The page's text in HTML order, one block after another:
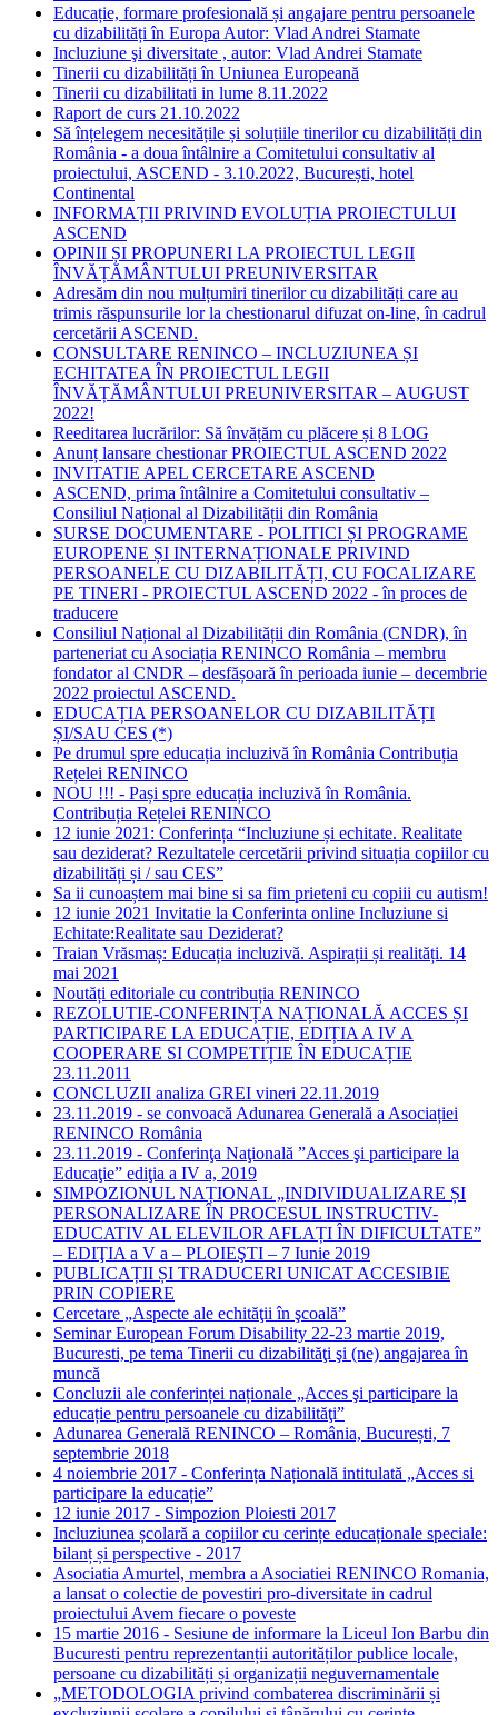
Educație, formare profesională și angajare pentru persoanele
cu dizabilități în Europa Autor: Vlad Andrei Stamate
Incluziune şi diversitate , autor: Vlad Andrei Stamate
Tinerii cu dizabilități în Uniunea Europeană
Tinerii cu dizabilitati in lume 8.11.2022
Raport de curs 21.10.2022
Să înțelegem necesitățile și soluțiile tinerilor cu dizabilități din
România - a doua întâlnire a Comitetului consultativ al
proiectului, ASCEND - 3.10.2022, București, hotel
Continental
INFORMAȚII PRIVIND EVOLUȚIA PROIECTULUI
ASCEND
OPINII ȘI PROPUNERI LA PROIECTUL LEGII
ÎNVĂȚĂMÂNTULUI PREUNIVERSITAR
Adresăm din nou mulțumiri tinerilor cu dizabilități care au
trimis răspunsurile lor la chestionarul difuzat on-line, în cadrul
cercetării ASCEND.
CONSULTARE RENINCO – INCLUZIUNEA ȘI
ECHITATEA ÎN PROIECTUL LEGII
ÎNVĂȚĂMÂNTULUI PREUNIVERSITAR – AUGUST
2022!
Reeditarea lucrărilor: Să învățăm cu plăcere și 8 LOG
Anunț lansare chestionar PROIECTUL ASCEND 2022
INVITATIE APEL CERCETARE ASCEND
ASCEND, prima întâlnire a Comitetului consultativ –
Consiliul Național al Dizabilității din România
SURSE DOCUMENTARE - POLITICI ȘI PROGRAME
EUROPENE ȘI INTERNAȚIONALE PRIVIND
PERSOANELE CU DIZABILITĂȚI, CU FOCALIZARE
PE TINERI - PROIECTUL ASCEND 2022 - în proces de
traducere
Consiliul Național al Dizabilității din România (CNDR), în
parteneriat cu Asociația RENINCO România – membru
fondator al CNDR – desfășoară în perioada iunie – decembrie
2022 proiectul ASCEND.
EDUCAȚIA PERSOANELOR CU DIZABILITĂȚI
ȘI/SAU CES (*)
Pe drumul spre educația incluzivă în România Contribuția
Rețelei RENINCO
NOU !!! - Pași spre educația incluzivă în România.
Contribuția Rețelei RENINCO
12 iunie 2021: Conferința “Incluziune și echitate. Realitate
sau deziderat? Rezultatele cercetării privind situația copiilor cu
dizabilități și / sau CES”
Sa ii cunoaștem mai bine si sa fim prieteni cu copiii cu autism!
12 iunie 2021 Invitatie la Conferinta online Incluziune si
Echitate:Realitate sau Deziderat?
Traian Vrăsmaș: Educația incluzivă. Aspirații și realități. 14
mai 2021
Noutăți editoriale cu contribuția RENINCO
REZOLUTIE-CONFERINȚA NAȚIONALĂ ACCES ȘI
PARTICIPARE LA EDUCAȚIE, EDIȚIA A IV A
COOPERARE SI COMPETIȚIE ÎN EDUCAȚIE
23.11.2011
CONCLUZII analiza GREI vineri 22.11.2019
23.11.2019 - se convoacă Adunarea Generală a Asociației
RENINCO România
23.11.2019 - Conferinţa Naţională ”Acces şi participare la
Educaţie” ediţia a IV a, 2019
SIMPOZIONUL NAȚIONAL „INDIVIDUALIZARE ȘI
PERSONALIZARE ÎN PROCESUL INSTRUCTIV-
EDUCATIV AL ELEVILOR AFLAȚI ÎN DIFICULTATE”
– EDIŢIA a V a – PLOIEŞTI – 7 Iunie 2019
PUBLICAȚII ȘI TRADUCERI UNICAT ACCESIBIE
PRIN COPIERE
Cercetare „Aspecte ale echităţii în şcoală”
Seminar European Forum Disability 22-23 martie 2019,
Bucuresti, pe tema Tinerii cu dizabilităţi şi (ne) angajarea în
muncă
Concluzii ale conferinței naționale „Acces şi participare la
educație pentru persoanele cu dizabilităţi”
Adunarea Generală RENINCO – România, București, 7
septembrie 2018
4 noiembrie 2017 - Conferința Națională intitulată „Acces si
participare la educație”
12 iunie 2017 - Simpozion Ploiesti 2017
Incluziunea școlară a copiilor cu cerințe educaționale speciale:
bilanț și perspective - 2017
Asociatia Amurtel, membra a Asociatiei RENINCO Romania,
a lansat o colectie de povestiri pro-diversitate in cadrul
proiectului Avem fiecare o poveste
15 martie 2016 - Sesiune de informare la Liceul Ion Barbu din
Bucuresti pentru reprezentanții autorităților publice locale,
persoane cu dizabilități și organizații neguvernamentale
„METODOLOGIA privind combaterea discriminării și